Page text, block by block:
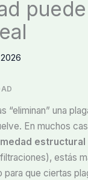
“eliminan” una
En muchos
estructural
estás
que ciertas